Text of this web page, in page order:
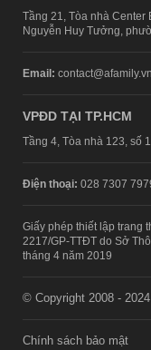
Tầng 21, Tòa nhà Center
Nguyễn Huy Tưởng,
Email: contact@afamily.vn
VPĐD TẠI TP.HCM
Tầng 4, Tòa nhà 123, số
Điện thoại: 028 7307
Giấy phép thiết lập trang
2217/GP-TTĐT do Sở
tháng 4 năm 2019
© Copyright 2008 -
Chính sách bảo mật